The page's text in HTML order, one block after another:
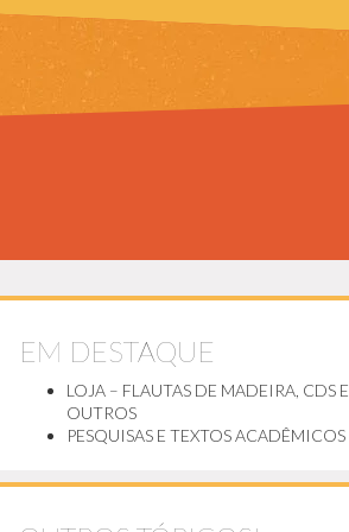
EM DESTAQUE
LOJA – FLAUTAS DE MADEIRA, CDS E
OUTROS
PESQUISAS E TEXTOS ACADÊMICOS